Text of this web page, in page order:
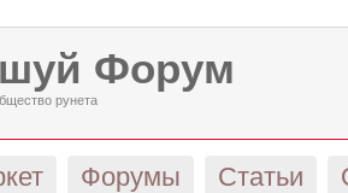
Форум
рунета
Форумы Статьи